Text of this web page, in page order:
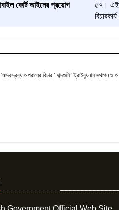
কোর্ট আইনের প্রয়োগ ৫৭। এই
অপরাধের বিচার’’ শব্দগুলি ‘‘ট্রাইব্যুনাল স্থাপন ও